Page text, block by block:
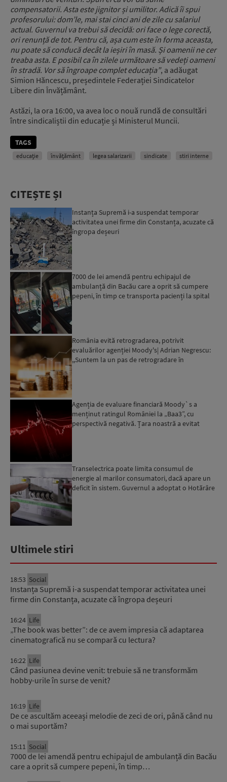
compensatorii. Asta este jignitor și umilitor. Adică îi spui
profesorului: dom’le, mai stai cinci ani de zile cu salariul
actual. Guvernul va trebui să decidă: ori face o lege corectă,
ori renunță de tot. Pentru că, așa cum este în forma aceasta,
nu poate să conducă decât la ieșiri în masă. Și oamenii ne cer
treaba asta. E posibil ca în zilele următoare să vedeți oameni
în stradă. Vor să îngroape complet educația”, a adăugat
Simion Hăncescu, președintele Federației Sindicatelor
Libere din Învățământ.
Astăzi, la ora 16:00, va avea loc o nouă rundă de consultări
între sindicaliștii din educație și Ministerul Muncii.
TAGS
educație învăţământ legea salarizarii sindicate stiri interne
CITEȘTE ȘI
Instanța Supremă i-a suspendat temporar
activitatea unei firme din Constanța, acuzate că
îngropa deșeuri
7000 de lei amendă pentru echipajul de
ambulanță din Bacău care a oprit să cumpere
pepeni, în timp ce transporta pacienți la spital
România evită retrogradarea, potrivit
evaluărilor agenției Moody's| Adrian Negrescu:
,,Suntem la un pas de retrogradare în
Agenția de evaluare financiară Moody`s a
menținut ratingul României la „Baa3”, cu
perspectivă negativă. Țara noastră a evitat
Transelectrica poate limita consumul de
energie al marilor consumatori, dacă apare un
deficit în sistem. Guvernul a adoptat o Hotărâre
Ultimele stiri
18:53 Social
Instanța Supremă i-a suspendat temporar activitatea unei
firme din Constanța, acuzate că îngropa deșeuri
16:24 Life
„The book was better”: de ce avem impresia că adaptarea
cinematografică nu se compară cu lectura?
16:22 Life
Când pasiunea devine venit: trebuie să ne transformăm
hobby-urile în surse de venit?
16:19 Life
De ce ascultăm aceeași melodie de zeci de ori, până când nu
o mai suportăm?
15:11 Social
7000 de lei amendă pentru echipajul de ambulanță din Bacău
care a oprit să cumpere pepeni, în timp…